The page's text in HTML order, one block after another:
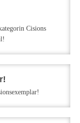
Cisions